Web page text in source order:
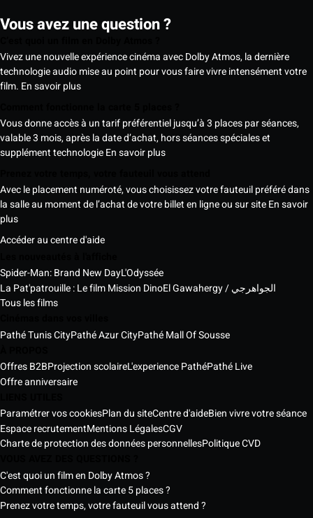
Vous avez une question ?
Vivez une nouvelle expérience cinéma avec Dolby Atmos, la dernière
technologie audio mise au point pour vous faire vivre intensément votre
film. En savoir plus
Vous donne accès à un tarif préférentiel jusqu’à 3 places par séances,
valable 3 mois, après la date d’achat, hors séances spéciales et
supplément technologieEn savoir plus
Avec le placement numéroté, vous choisissez votre fauteuil préféré dans
la salle au moment de l’achat de votre billet en ligne ou sur siteEn savoir
plus
Accéder au centre d'aide
Spider-Man: Brand New DayL'Odyssée
La Pat'patrouille : Le film Mission Dino
El Gawahergy / الجواهرجي
Tous les films
Pathé Tunis CityPathé Azur CityPathé Mall Of Sousse
Offres B2BProjection scolaireL'experience PathéPathé Live
Offre anniversaire
Paramétrer vos cookiesPlan du siteCentre d'aideBien vivre votre séance
Espace recrutementMentions LégalesCGV
Charte de protection des données personnellesPolitique CVD
C'est quoi un film en Dolby Atmos ?
Comment fonctionne la carte 5 places ?
Prenez votre temps, votre fauteuil vous attend ?